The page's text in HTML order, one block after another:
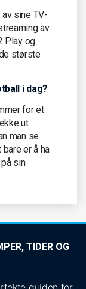
sine TV-
av
Play og
største
i dag?
for et
ut
man se
er å ha
sin
TIDER OG